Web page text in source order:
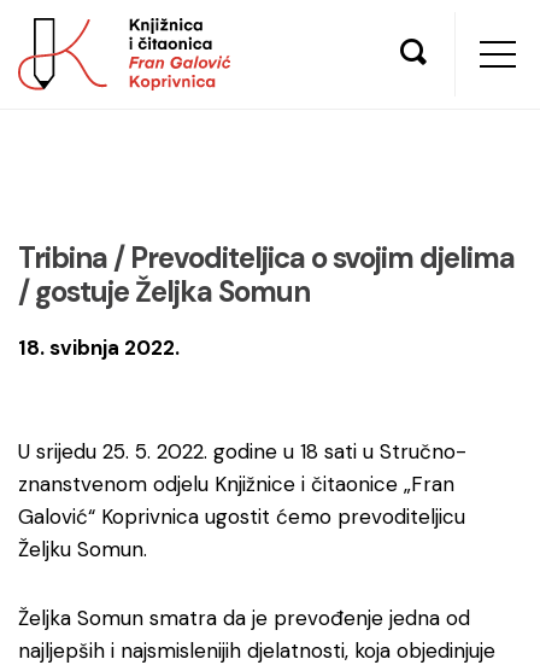
Tribina / Prevoditeljica o svojim djelima
/ gostuje Željka Somun
18. svibnja 2022.
U srijedu 25. 5. 2022. godine u 18 sati u Stručno-
znanstvenom odjelu Knjižnice i čitaonice „Fran
Galović“ Koprivnica ugostit ćemo prevoditeljicu
Željku Somun.
Željka Somun smatra da je prevođenje jedna od
najljepših i najsmislenijih djelatnosti, koja objedinjuje